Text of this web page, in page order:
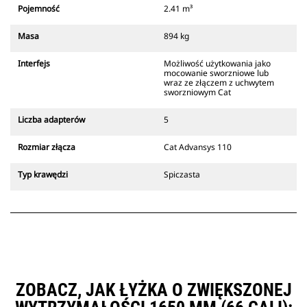
zasięgu wzroku operatora.
Cat są zgodne z gąsienicowymi
koparkami kołowymi. Dostępne są
również złącza o szerokościach do
kopania rowów.
systemem złączy wykorzystuje
Specjalne złącza są wyposażone w
służy do mocowania osprzętu.
Pojemność 2.41 m³
Masa 894 kg
Interfejs
Możliwość użytkowania jako
mocowanie sworzniowe lub
wraz ze złączem z uchwytem
sworzniowym Cat
Liczba adapterów 5
Rozmiar złącza Cat Advansys 110
Typ krawędzi Spiczasta
ZOBACZ, JAK ŁYŻKA O ZWIĘKSZONEJ